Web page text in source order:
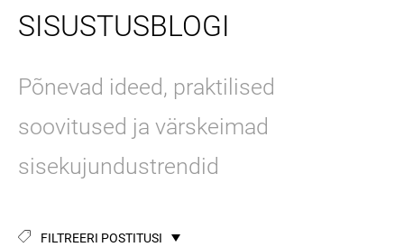
SISUSTUSBLOGI
Põnevad ideed, praktilised
soovitused ja värskeimad
sisekujundustrendid
FILTREERI POSTITUSI